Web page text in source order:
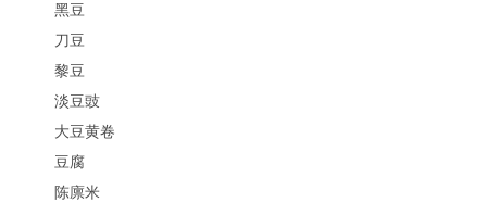
黑豆
刀豆
黎豆
淡豆豉
大豆黄卷
豆腐
陈廪米